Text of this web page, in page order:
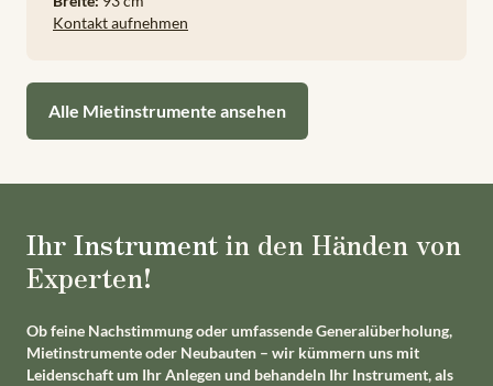
Kontakt aufnehmen
Alle Mietinstrumente ansehen
Ihr Instrument in den Händen von
Experten!
Ob feine Nachstimmung oder umfassende Generalüberholung,
Mietinstrumente oder Neubauten – wir kümmern uns mit
Leidenschaft um Ihr Anlegen und behandeln Ihr Instrument, als